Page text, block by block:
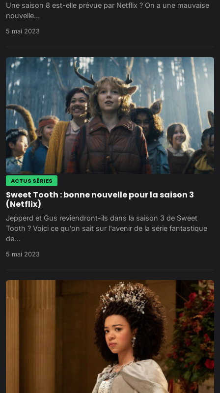
Une saison 8 est-elle prévue par Netflix ? On a une mauvaise
nouvelle…
5 mai 2023
ACTUS SÉRIES
Sweet Tooth : bonne nouvelle pour la saison 3
(Netflix)
Jepperd et Gus reviendront-ils dans la saison 3 de Sweet
Tooth ? Voici ce qu'on sait sur l'avenir de la série fantastique
de…
5 mai 2023